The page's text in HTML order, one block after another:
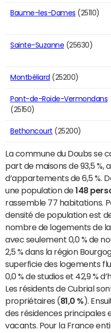
Baume-les-Dames (25110)
Sainte-Suzanne (25630)
Montbéliard (25200)
Pont-de-Roide-Vermondans
(25150)
Bethoncourt (25200)
La commune du Doubs se
part de maisons de 93,5 %,
d’appartements de 6,5 %.
une population de148
rassemble 77 habitations.
densité de population est
nombre de logements de
avec seulement 0,0 % de
2,5 % dans la région
superficie des logements
0,0 % de studios et 42,9 %
Les résidents de Cubrial
propriétaires (81,0 % ).
des résidences principales
vacants. Pour la France